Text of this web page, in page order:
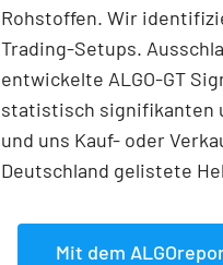
Rohstoffen. Wir
Trading-Setups.
entwickelte ALGO-GT
statistisch signifikanten
und uns Kauf- oder
Deutschland gelistete
Mit dem